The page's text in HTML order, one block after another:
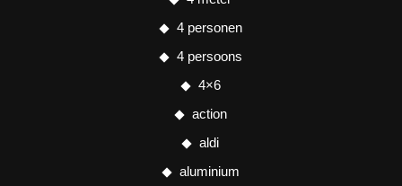
4 personen
4 persoons
4×6
action
aldi
aluminium